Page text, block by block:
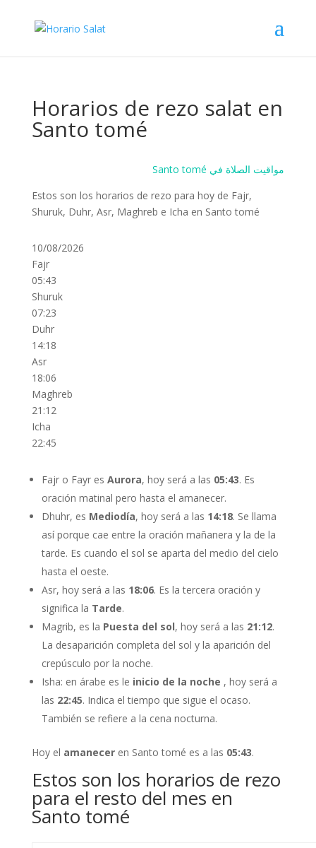
Horarios de rezo salat en
Santo tomé
Santo tomé مواقيت الصلاة في
Estos son los horarios de rezo para hoy de Fajr,
Shuruk, Duhr, Asr, Maghreb e Icha en Santo tomé
10/08/2026
Fajr
05:43
Shuruk
07:23
Duhr
14:18
Asr
18:06
Maghreb
21:12
Icha
22:45
Fajr o Fayr es Aurora, hoy será a las 05:43. Es
oración matinal pero hasta el amanecer.
Dhuhr, es Mediodía, hoy será a las 14:18. Se llama
así porque cae entre la oración mañanera y la de la
tarde. Es cuando el sol se aparta del medio del cielo
hasta el oeste.
Asr, hoy será a las 18:06. Es la tercera oración y
significa la Tarde.
Magrib, es la Puesta del sol, hoy será a las 21:12.
La desaparición completa del sol y la aparición del
crepúsculo por la noche.
Isha: en árabe es le inicio de la noche , hoy será a
las 22:45. Indica el tiempo que sigue el ocaso.
También se refiere a la cena nocturna.
Hoy el amaneceren Santo tomé es a las 05:43.
Estos son los horarios de rezo
para el resto del mes en
Santo tomé